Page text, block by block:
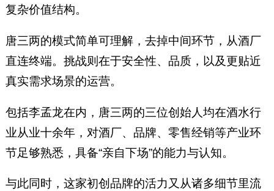
复杂价值结构。
唐三两的模式简单可理解，去掉中间环节，从酒厂
直连终端。挑战则在于安全性、品质，以及更贴近
真实需求场景的运营。
包括李孟龙在内，唐三两的三位创始人均在酒水行
业从业十余年，对酒厂、品牌、零售经销等产业环
节足够熟悉，具备“亲自下场”的能力与认知。
与此同时，这家初创品牌的活力又从诸多细节里流